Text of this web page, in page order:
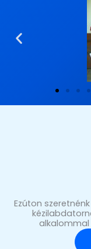
Ezúton
alkalommal